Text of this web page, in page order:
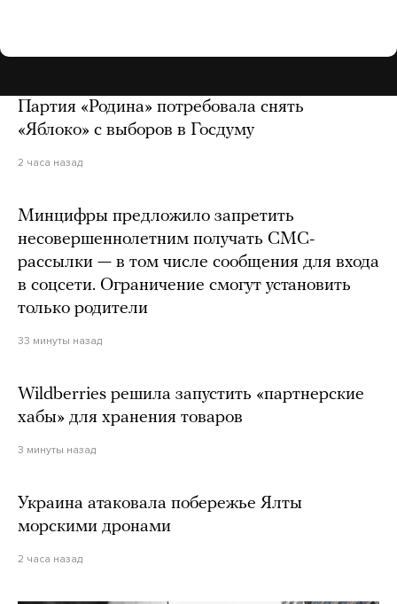
Партия «Родина» потребовала снять
«Яблоко» с выборов в Госдуму
2 часа назад
Минцифры предложило запретить
несовершеннолетним получать СМС-
рассылки — в том числе сообщения для входа
в соцсети. Ограничение смогут установить
только родители
33 минуты назад
Wildberries решила запустить «партнерские
хабы» для хранения товаров
3 минуты назад
Украина атаковала побережье Ялты
морскими дронами
2 часа назад